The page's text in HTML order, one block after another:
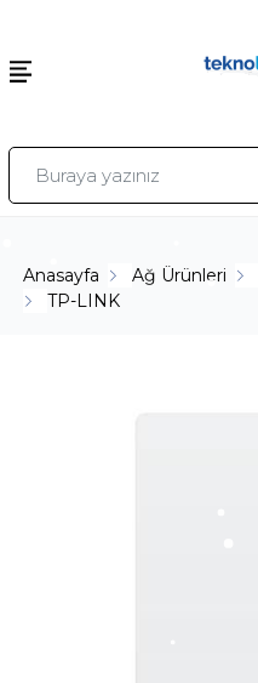
Anasayfa Ağ Ürünleri
TP-LINK